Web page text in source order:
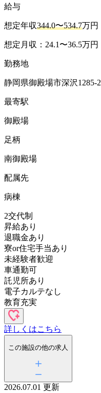
給与
想定年収344.0〜534.7万円
想定月収：24.1〜36.5万円
勤務地
静岡県御殿場市深沢1285-2
最寄駅
御殿場
足柄
南御殿場
配属先
病棟
2交代制
昇給あり
退職金あり
寮or住宅手当あり
未経験者歓迎
車通勤可
託児所あり
電子カルテなし
教育充実
詳しくはこちら
この施設の他の求人
2026.07.01 更新